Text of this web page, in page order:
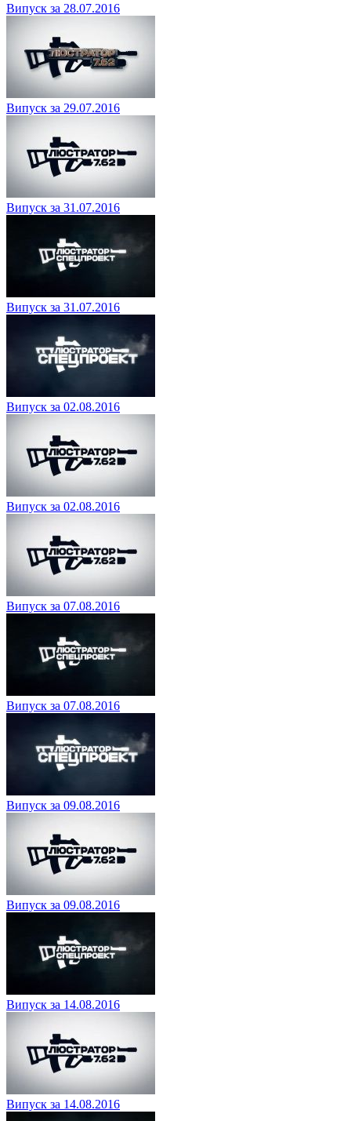
Випуск за 28.07.2016
Випуск за 29.07.2016
Випуск за 31.07.2016
Випуск за 31.07.2016
Випуск за 02.08.2016
Випуск за 02.08.2016
Випуск за 07.08.2016
Випуск за 07.08.2016
Випуск за 09.08.2016
Випуск за 09.08.2016
Випуск за 14.08.2016
Випуск за 14.08.2016